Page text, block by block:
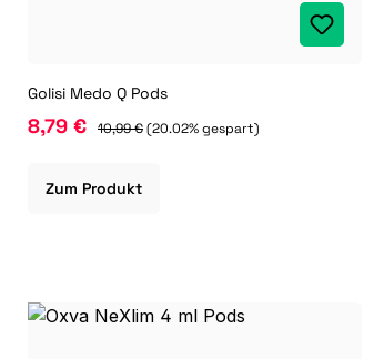
Golisi Medo Q Pods
8,79 € 10,99 €(20.02% gespart)
Zum Produkt